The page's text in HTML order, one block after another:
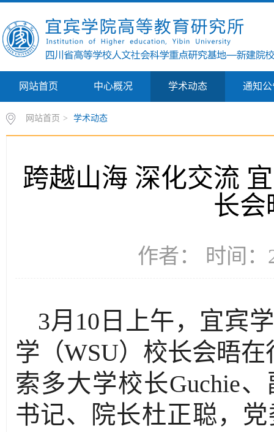
网站首页 中心概况 学术动态 通知公
网站首页 > 学术动态
跨越山海 深化交流
长会
作者： 时间：
3月10日上午，宜宾
学（WSU）校长会晤
索多大学校长Guchie
书记、院长杜正聪，